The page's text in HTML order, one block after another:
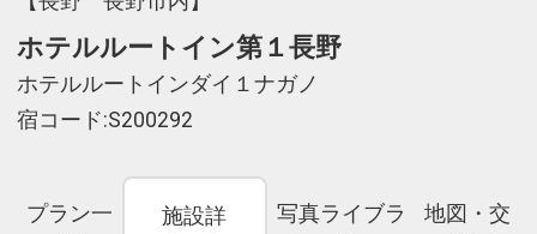
ホテルルートイン第１長野
ホテルルートインダイ１ナガノ
宿コード:S200292
プラン一
施設詳
写真ライブラ
地図・交